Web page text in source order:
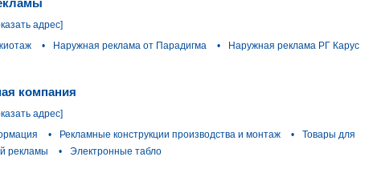
адрес]
• Наружная реклама от Парадигма •
Наружная реклама РГ Карус
компания
адрес]
• Рекламные конструкции производства и монтаж •
Товары для
рекламы • Электронные табло